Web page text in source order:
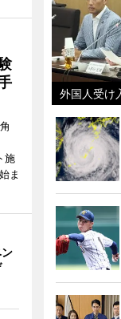
施
ま
外国人受け